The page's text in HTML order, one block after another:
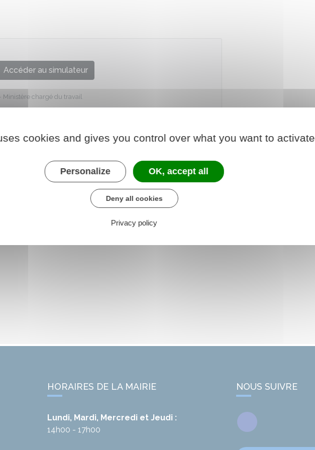
Accéder au simulateur
Ministère chargé du travail
HORAIRES DE LA MAIRIE
Lundi, Mardi, Mercredi et Jeudi :
14h00 - 17h00
NOUS SUIVRE
Facebook
cookies and gives you control over what you want to activate
Personalize OK, accept all
Deny all cookies
Privacy policy